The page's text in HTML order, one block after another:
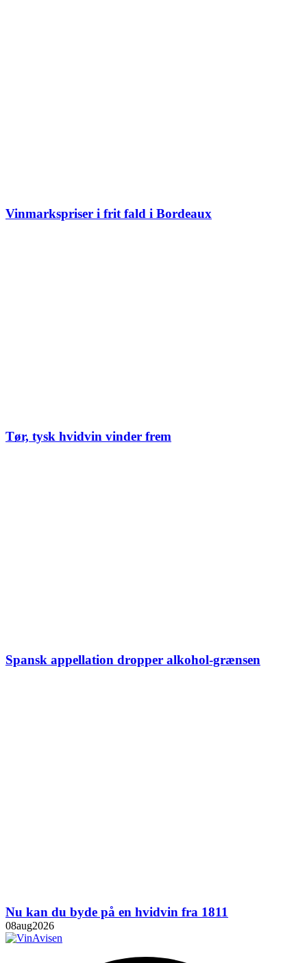
Vinmarkspriser i frit fald i Bordeaux
Tør, tysk hvidvin vinder frem
Spansk appellation dropper alkohol-grænsen
Nu kan du byde på en hvidvin fra 1811
08aug2026